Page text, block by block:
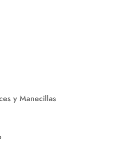
y Manecillas